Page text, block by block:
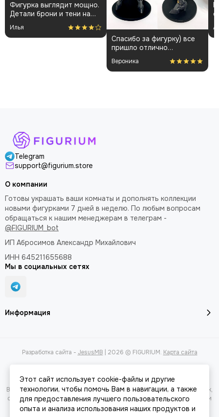
Фигурка выглядит мощно.
Детали брони и тени на
плаще проработаны
аккуратно. Пришла быстро
и без повреждений.
Илья
Спасибо за фигурку) все
пришло отлично
упакованным. Отдельная
благодарность за
покраску модели.
Вероника
Telegram
support@figurium.store
Информация
О компании
Готовы украшать ваши комнаты и дополнять коллекции
новыми фигурками 7 дней в неделю. По любым вопросам
обращаться к нашим менеджерам в телеграм -
@FIGURIUM_bot
ИП Абросимов Александр Михайлович
ИНН 645211655688
Мы в социальных сетях
Разработка сайта - JesusMB | 2026 © FIGURIUM. Карта сайта
Вся представленная на сайте информация, касающаяся характеристик,
стоимости товаров и услуг, носит информационный характер и ни при
каких условиях не является публичной офертой, определяемой
Этот сайт использует cookie-файлы и другие
технологии, чтобы помочь Вам в навигации, а также
для предоставления лучшего пользовательского
опыта и анализа использования наших продуктов и